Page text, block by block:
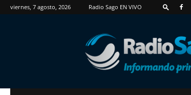
viernes, 7 agosto, 2026 Radio Sago EN VIVO
RadioSago